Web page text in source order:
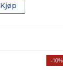
Kjøp
-10%